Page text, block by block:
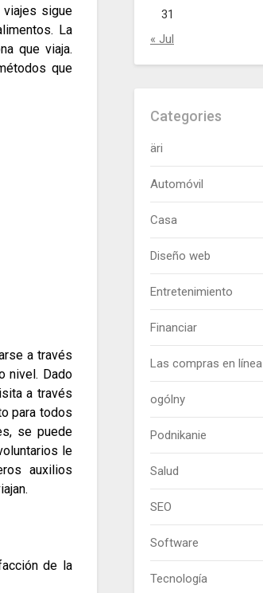
viajes sigue
La
que viaja.
que
a través
nivel. Dado
a través
para todos
se puede
le
auxilios
de la
31
« Jul
Categories
äri
Automóvil
Casa
Diseño web
Entretenimiento
Financiar
Las compras en línea
ogólny
Podnikanie
Salud
SEO
Software
Tecnología